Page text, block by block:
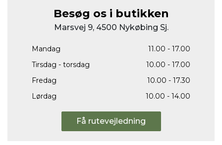
Besøg os i butikken
Marsvej 9, 4500 Nykøbing Sj.
Mandag
11.00 - 17.00
Tirsdag - torsdag
10.00 - 17.00
Fredag
10.00 - 17.30
Lørdag
10.00 - 14.00
Få rutevejledning